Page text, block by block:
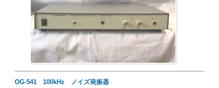
OG-541 100kHz ノイズ発振器